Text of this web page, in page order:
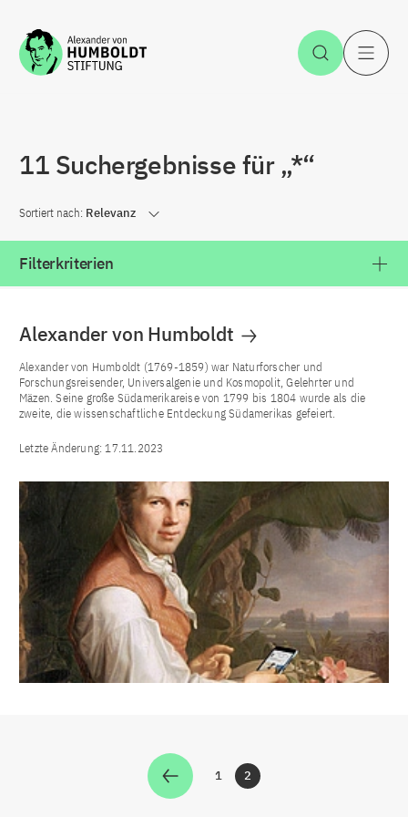
Zum Inhalt springen Suche
11 Suchergebnisse für „*“
Sortiert nach: Relevanz
Filterkriterien
Alexander von Humboldt
Alexander von Humboldt (1769-1859) war Naturforscher und
Forschungsreisender, Universalgenie und Kosmopolit, Gelehrter und
Mäzen. Seine große Südamerikareise von 1799 bis 1804 wurde als die
zweite, die wissenschaftliche Entdeckung Südamerikas gefeiert.
Letzte Änderung:17.11.2023
Zur Seite
1 Zur Seite
2